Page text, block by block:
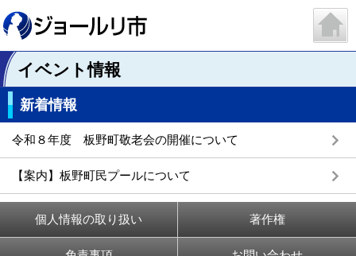
イベント情報
新着情報
令和８年度 板野町敬老会の開催について
【案内】板野町民プールについて
個人情報の取り扱い 著作権